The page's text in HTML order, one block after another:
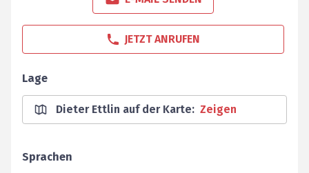
JETZT ANRUFEN
Lage
Dieter Ettlin auf der Karte: Zeigen
Sprachen